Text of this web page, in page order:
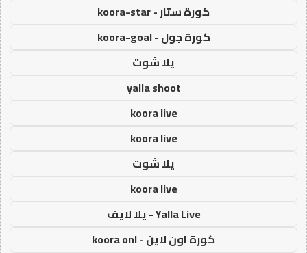
كورة ستار - koora-star
كورة جول - koora-goal
يلا شوت
yalla shoot
koora live
koora live
يلا شوت
koora live
Yalla Live - يلا لايف
كورة اون لاين - koora onl